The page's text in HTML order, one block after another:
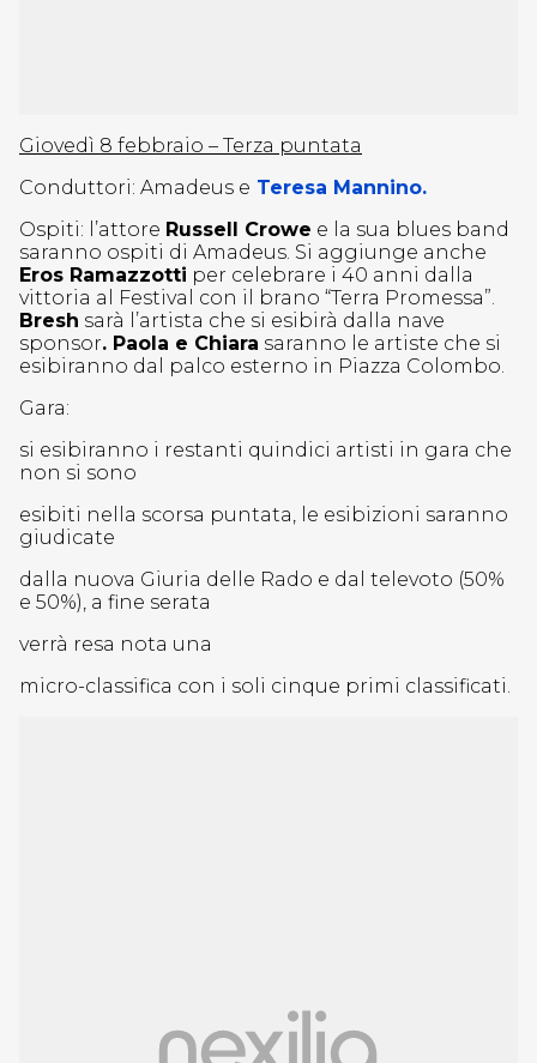
Giovedì 8 febbraio – Terza puntata
Conduttori: Amadeus e Teresa Mannino.
Ospiti: l’attore Russell Crowe e la sua blues band
saranno ospiti di Amadeus. Si aggiunge anche
Eros Ramazzotti per celebrare i 40 anni dalla
vittoria al Festival con il brano “Terra Promessa”.
Bresh sarà l’artista che si esibirà dalla nave
sponsor. Paola e Chiara saranno le artiste che si
esibiranno dal palco esterno in Piazza Colombo.
Gara:
si esibiranno i restanti quindici artisti in gara che
non si sono
esibiti nella scorsa puntata, le esibizioni saranno
giudicate
dalla nuova Giuria delle Rado e dal televoto (50%
e 50%), a fine serata
verrà resa nota una
micro-classifica con i soli cinque primi classificati.